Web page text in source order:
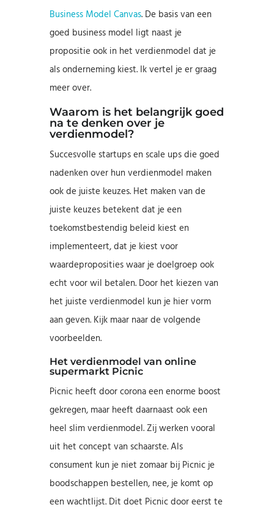
Business Model Canvas. De basis van een
goed business model ligt naast je
propositie ook in het verdienmodel dat je
als onderneming kiest. Ik vertel je er graag
meer over.
Waarom is het belangrijk goed
na te denken over je
verdienmodel?
Succesvolle startups en scale ups die goed
nadenken over hun verdienmodel maken
ook de juiste keuzes. Het maken van de
juiste keuzes betekent dat je een
toekomstbestendig beleid kiest en
implementeert, dat je kiest voor
waardeproposities waar je doelgroep ook
echt voor wil betalen. Door het kiezen van
het juiste verdienmodel kun je hier vorm
aan geven. Kijk maar naar de volgende
voorbeelden.
Het verdienmodel van online
supermarkt Picnic
Picnic heeft door corona een enorme boost
gekregen, maar heeft daarnaast ook een
heel slim verdienmodel. Zij werken vooral
uit het concept van schaarste. Als
consument kun je niet zomaar bij Picnic je
boodschappen bestellen, nee, je komt op
een wachtlijst. Dit doet Picnic door eerst te